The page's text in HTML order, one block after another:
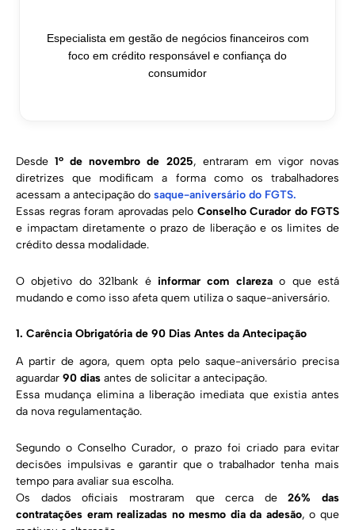
Especialista em gestão de negócios financeiros com
foco em crédito responsável e confiança do
consumidor
Desde1º de novembro de 2025, entraram em vigor novas
diretrizes que modificam a forma como os trabalhadores
acessam a antecipação do saque-aniversário do FGTS.
Essas regras foram aprovadas pelo Conselho Curador do FGTS
e impactam diretamente o prazo de liberação e os limites de
crédito dessa modalidade.
O objetivo do 321bank é informar com clarezao que está
mudando e como isso afeta quem utiliza o saque-aniversário.
1. Carência Obrigatória de 90 Dias Antes da Antecipação
A partir de agora, quem opta pelo saque-aniversário precisa
aguardar 90 dias antes de solicitar a antecipação.
Essa mudança elimina a liberação imediata que existia antes
da nova regulamentação.
Segundo o Conselho Curador, o prazo foi criado para evitar
decisões impulsivas e garantir que o trabalhador tenha mais
tempo para avaliar sua escolha.
Os dados oficiais mostraram que cerca de26% das
contratações eram realizadas no mesmo dia da adesão, o que